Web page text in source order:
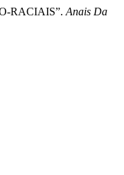
RACIAIS”. Anais Da